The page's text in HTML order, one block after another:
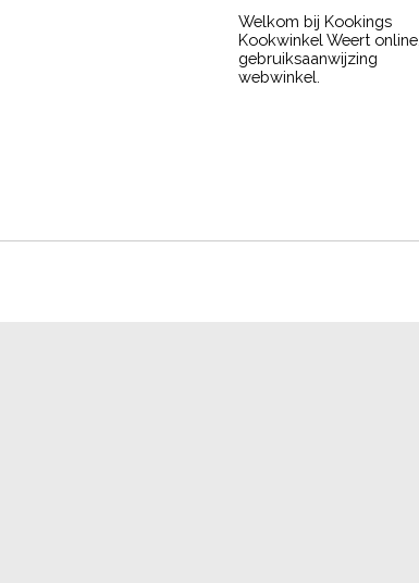
Welkom bij Kookings
Kookwinkel Weert online,
gebruiksaanwijzing
webwinkel.